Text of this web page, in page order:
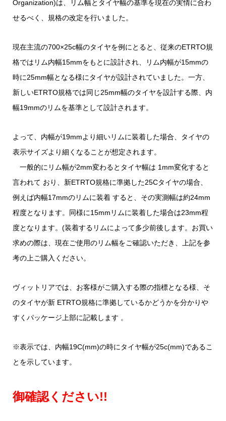
Organization)は、リム幅とタイヤ幅の基準を現在の実情に合わ
せるべく、規格の改定を行いました。
現在主流の700×25c幅のタイヤを例にとると、従来のETRTO規
格ではリム内幅15mmをもとに設計され、リム内幅が15mmの
時に25mm幅となる様にタイヤが設計されていました。一方、
新しいETRTO規格では同じ25mm幅のタイヤを設計する際、内
幅19mmのリムを基準として設計されます。
よって、内幅が19mmより細いリムに装着した場合、タイヤの
表示サイズより細くなることが想定されます。
一般的にリム幅が2mm変わるとタイヤ幅は 1mm変化すると
言われて おり、新ETRTO規格に準拠した25Cタイヤの場合、
例えば内幅17mmのリムに装着 すると、その実測幅は約24mm
程度となります。同様に15mmリムに装着した場合は23mm程
度となります。(装着するリムによって多少前後します。お買い
求めの際は、現在ご使用のリム幅をご確認いただき、上記を参
考の上ご購入ください。
ヴィットリアでは、お客様がご購入する際の指標となる様、そ
のタイヤが新 ETRTO規格に準拠しているかどうかを分かりや
すくパッケージ上部に記載します 。
※表示では、内幅19C(mm)の時にタイヤ幅が25c(mm)であるこ
とを示しています。
御確認ください!!